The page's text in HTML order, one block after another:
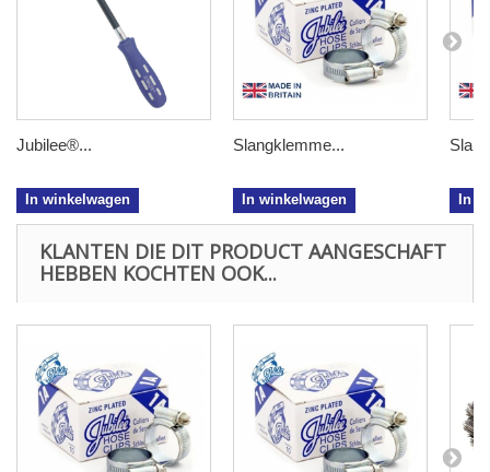
Jubilee®...
In winkelwagen
Slangklemme...
In winkelwagen In
KLANTEN DIE DIT PRODUCT AANGESCHAFT
HEBBEN KOCHTEN OOK...